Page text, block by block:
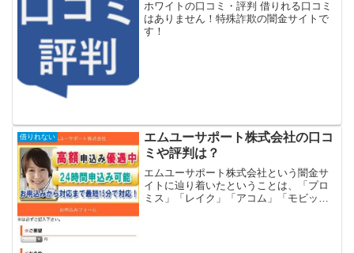
ホワイトの口コミ・評判 借りれる口コミ
はありません！特殊詐欺の闇金サイトで
す！
借りれない
エムユーサポート株式会社の口コ
ミや評判は？
エムユーサポート株式会社という闇金サ
イトに辿り着いたということは、「プロ
ミス」「レイク」「アコム」「モビッ